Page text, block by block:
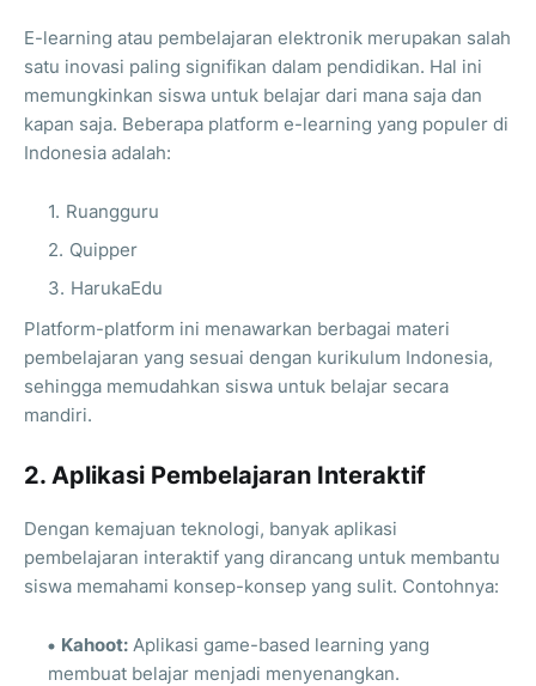
E-learning atau pembelajaran elektronik merupakan salah
satu inovasi paling signifikan dalam pendidikan. Hal ini
memungkinkan siswa untuk belajar dari mana saja dan
kapan saja. Beberapa platform e-learning yang populer di
Indonesia adalah:
Ruangguru
Quipper
HarukaEdu
Platform-platform ini menawarkan berbagai materi
pembelajaran yang sesuai dengan kurikulum Indonesia,
sehingga memudahkan siswa untuk belajar secara
mandiri.
2. Aplikasi Pembelajaran Interaktif
Dengan kemajuan teknologi, banyak aplikasi
pembelajaran interaktif yang dirancang untuk membantu
siswa memahami konsep-konsep yang sulit. Contohnya:
Kahoot: Aplikasi game-based learning yang
membuat belajar menjadi menyenangkan.